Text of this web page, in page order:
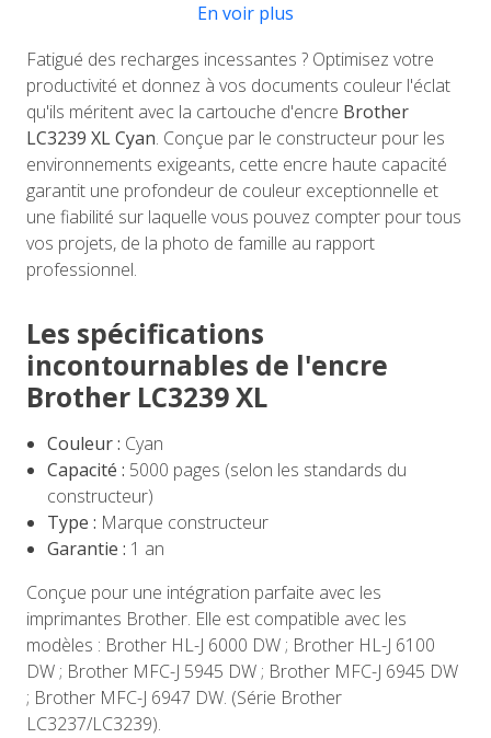
En voir plus
Fatigué des recharges incessantes ? Optimisez votre
productivité et donnez à vos documents couleur l'éclat
qu'ils méritent avec la cartouche d'encre Brother
LC3239 XL Cyan. Conçue par le constructeur pour les
environnements exigeants, cette encre haute capacité
garantit une profondeur de couleur exceptionnelle et
une fiabilité sur laquelle vous pouvez compter pour tous
vos projets, de la photo de famille au rapport
professionnel.
Les spécifications
incontournables de l'encre
Brother LC3239 XL
Couleur : Cyan
Capacité : 5000 pages (selon les standards du
constructeur)
Type : Marque constructeur
Garantie : 1 an
Conçue pour une intégration parfaite avec les
imprimantes Brother. Elle est compatible avec les
modèles : Brother HL-J 6000 DW ; Brother HL-J 6100
DW ; Brother MFC-J 5945 DW ; Brother MFC-J 6945 DW
; Brother MFC-J 6947 DW. (Série Brother
LC3237/LC3239).